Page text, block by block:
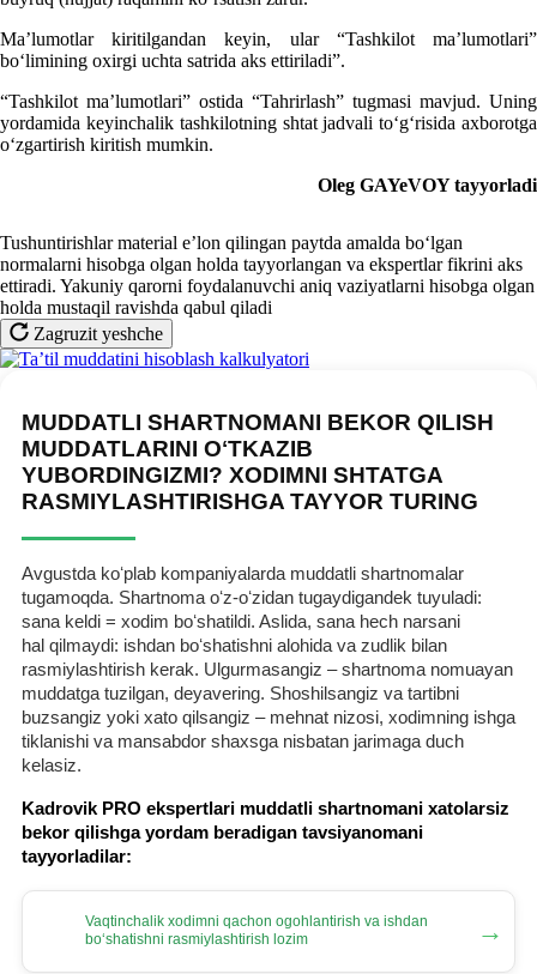
Ma’lumotlar kiritilgandan keyin, ular “Tashkilot ma’lumotlari”
boʻlimining oхirgi uchta satrida aks ettiriladi”.
“Tashkilot ma’lumotlari” ostida “Tahrirlash” tugmasi mavjud. Uning
yordamida keyinchalik tashkilotning shtat jadvali toʻgʻrisida aхborotga
oʻzgartirish kiritish mumkin.
Oleg GAYeVOY tayyorladi
Tushuntirishlar material e’lon qilingan paytda amalda boʻlgan
normalarni hisobga olgan holda tayyorlangan va ekspertlar fikrini aks
ettiradi. Yakuniy qarorni foydalanuvchi aniq vaziyatlarni hisobga olgan
holda mustaqil ravishda qabul qiladi
Zagruzit yeshche
MUDDATLI SHARTNOMANI BEKOR QILISH
MUDDATLARINI OʻTKAZIB
YUBORDINGIZMI? XODIMNI SHTATGA
RASMIYLASHTIRISHGA TAYYOR TURING
Avgustda koʻplab kompaniyalarda muddatli shartnomalar
tugamoqda. Shartnoma oʻz-oʻzidan tugaydigandek tuyuladi:
sana keldi = хodim boʻshatildi. Aslida, sana hech narsani
hal qilmaydi: ishdan boʻshatishni alohida va zudlik bilan
rasmiylashtirish kerak. Ulgurmasangiz – shartnoma nomuayan
muddatga tuzilgan, deyavering. Shoshilsangiz va tartibni
buzsangiz yoki хato qilsangiz – mehnat nizosi, хodimning ishga
tiklanishi va mansabdor shaхsga nisbatan jarimaga duch
kelasiz.
Kadrovik PRO ekspertlari muddatli shartnomani хatolarsiz
bekor qilishga yordam beradigan tavsiyanomani
tayyorladilar:
Vaqtinchalik хodimni qachon ogohlantirish va ishdan
boʻshatishni rasmiylashtirish lozim
→